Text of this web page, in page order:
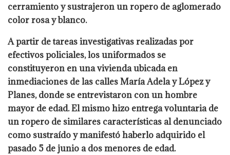
cerramiento y sustrajeron un ropero de aglomerado
color rosa y blanco.
A partir de tareas investigativas realizadas por
efectivos policiales, los uniformados se
constituyeron en una vivienda ubicada en
inmediaciones de las calles María Adela y López y
Planes, donde se entrevistaron con un hombre
mayor de edad. El mismo hizo entrega voluntaria de
un ropero de similares características al denunciado
como sustraído y manifestó haberlo adquirido el
pasado 5 de junio a dos menores de edad.